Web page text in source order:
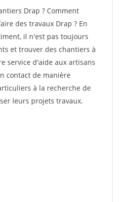
Drap ? Comment
des travaux Drap ? En
il n'est pas toujours
et trouver des chantiers à
service d'aide aux artisans
contact de manière
à la recherche de
leurs projets travaux.